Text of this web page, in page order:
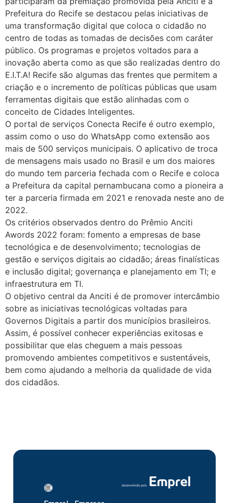
Prefeitura do Recife se destacou pelas iniciativas de
uma transformação digital que coloca o cidadão no
centro de todas as tomadas de decisões com caráter
público. Os programas e projetos voltados para a
inovação aberta como as que são realizadas dentro do
E.I.T.A! Recife são algumas das frentes que permitem a
criação e o incremento de políticas públicas que usam
ferramentas digitais que estão alinhadas com o
conceito de Cidades Inteligentes.
O portal de serviços Conecta Recife é outro exemplo,
assim como o uso do WhatsApp como extensão aos
mais de 500 serviços municipais. O aplicativo de troca
de mensagens mais usado no Brasil e um dos maiores
do mundo tem parceria fechada com o Recife e coloca
a Prefeitura da capital pernambucana como a pioneira a
ter a parceria firmada em 2021 e renovada neste ano de
2022.
Os critérios observados dentro do Prêmio Anciti
Awords 2022 foram: fomento a empresas de base
tecnológica e de desenvolvimento; tecnologias de
gestão e serviços digitais ao cidadão; áreas finalísticas
e inclusão digital; governança e planejamento em TI; e
infraestrutura em TI.
O objetivo central da Anciti é de promover intercâmbio
sobre as iniciativas tecnológicas voltadas para
Governos Digitais a partir dos municípios brasileiros.
Assim, é possível conhecer experiências exitosas e
possibilitar que elas cheguem a mais pessoas
promovendo ambientes competitivos e sustentáveis,
bem como ajudando a melhoria da qualidade de vida
dos cidadãos.